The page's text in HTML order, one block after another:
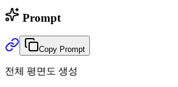
Prompt
Copy Prompt
전체 평면도 생성